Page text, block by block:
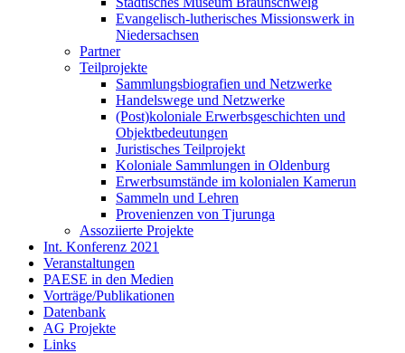
Evangelisch-lutherisches Missionswerk in
Niedersachsen
Partner
Teilprojekte
Sammlungsbiografien und Netzwerke
Handelswege und Netzwerke
(Post)koloniale Erwerbsgeschichten und
Objektbedeutungen
Juristisches Teilprojekt
Koloniale Sammlungen in Oldenburg
Erwerbsumstände im kolonialen Kamerun
Sammeln und Lehren
Provenienzen von Tjurunga
Assoziierte Projekte
Int. Konferenz 2021
Veranstaltungen
PAESE in den Medien
Vorträge/Publikationen
Datenbank
AG Projekte
Links